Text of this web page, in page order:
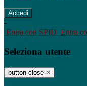
-
Entra con SPID Entra
Seleziona utente
button close ×